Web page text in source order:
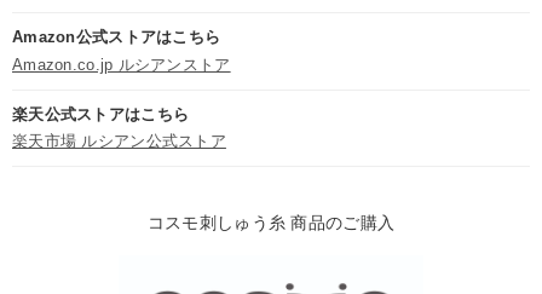
Amazon公式ストアはこちら
Amazon.co.jp ルシアンストア
楽天公式ストアはこちら
楽天市場 ルシアン公式ストア
コスモ刺しゅう糸 商品のご購入